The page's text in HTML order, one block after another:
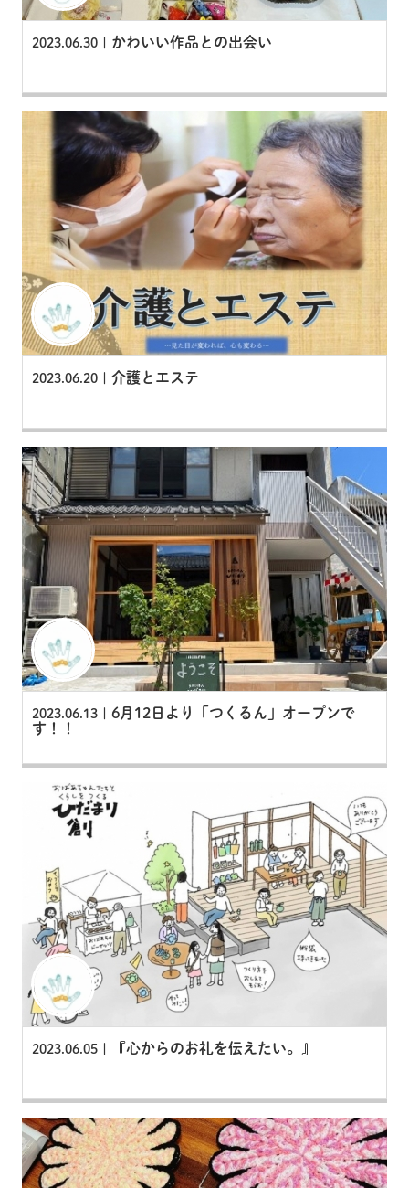
2023.06.30 | かわいい作品との出会い
2023.06.20 | 介護とエステ
2023.06.13 | 6月12日より「つくるん」オープンで
す！！
2023.06.05 | 『心からのお礼を伝えたい。』